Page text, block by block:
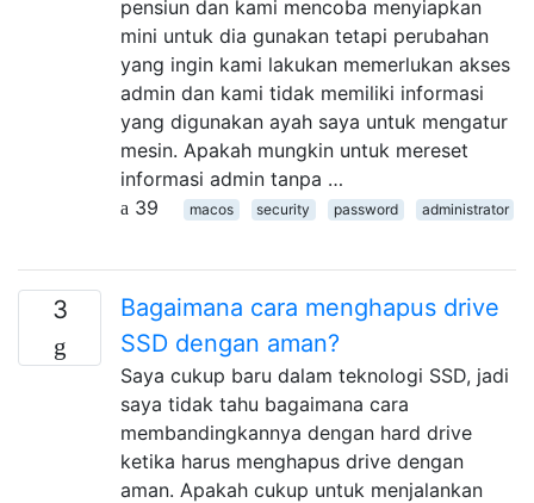
pensiun dan kami mencoba menyiapkan
mini untuk dia gunakan tetapi perubahan
yang ingin kami lakukan memerlukan akses
admin dan kami tidak memiliki informasi
yang digunakan ayah saya untuk mengatur
mesin. Apakah mungkin untuk mereset
informasi admin tanpa …
39
macos security password administrator
3
Bagaimana cara menghapus drive
SSD dengan aman?
Saya cukup baru dalam teknologi SSD, jadi
saya tidak tahu bagaimana cara
membandingkannya dengan hard drive
ketika harus menghapus drive dengan
aman. Apakah cukup untuk menjalankan